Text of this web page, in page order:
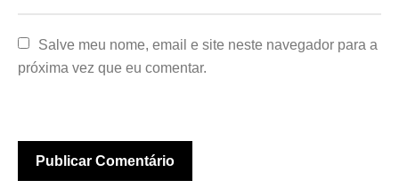
Salve meu nome, email e site neste navegador para a
próxima vez que eu comentar.